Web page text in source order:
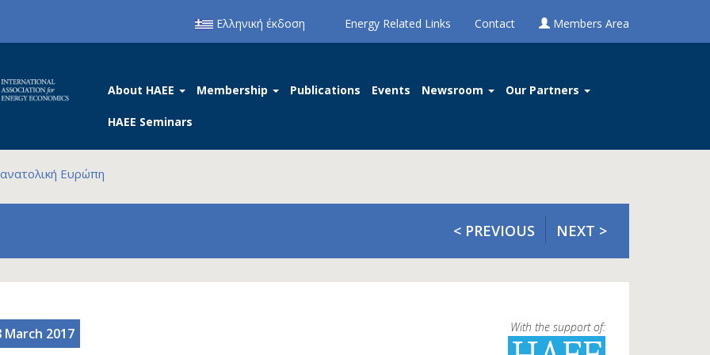
Ελληνική έκδοση Energy Related Links Contact Members Area
About HAEE Membership Publications Events Newsroom Our Partners
HAEE Seminars
Ευρώπη
< PREVIOUS NEXT >
March 2017 With the support of: